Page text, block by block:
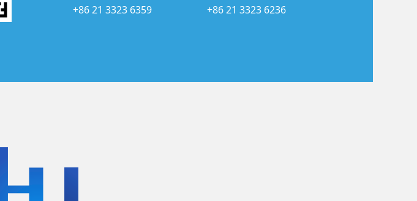
+86 21 3323 6359
+86 21 3323 6236